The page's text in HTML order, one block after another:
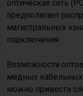
оптическая сеть
предполагает
магистральных
подключения.
Возможности
медных кабельных
можно привести